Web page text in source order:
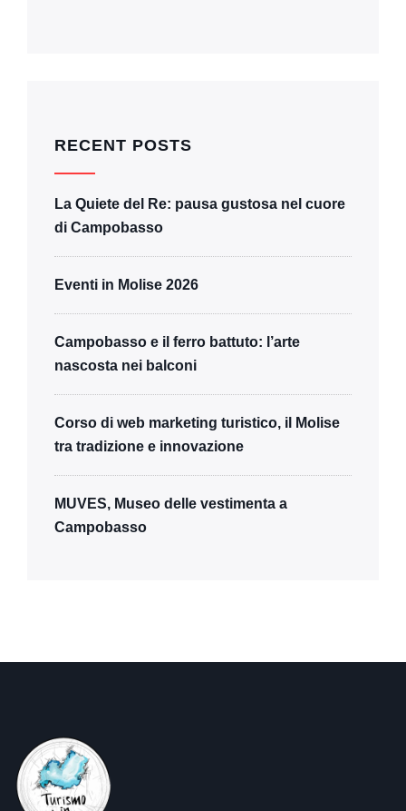
RECENT POSTS
La Quiete del Re: pausa gustosa nel cuore
di Campobasso
Eventi in Molise 2026
Campobasso e il ferro battuto: l’arte
nascosta nei balconi
Corso di web marketing turistico, il Molise
tra tradizione e innovazione
MUVES, Museo delle vestimenta a
Campobasso